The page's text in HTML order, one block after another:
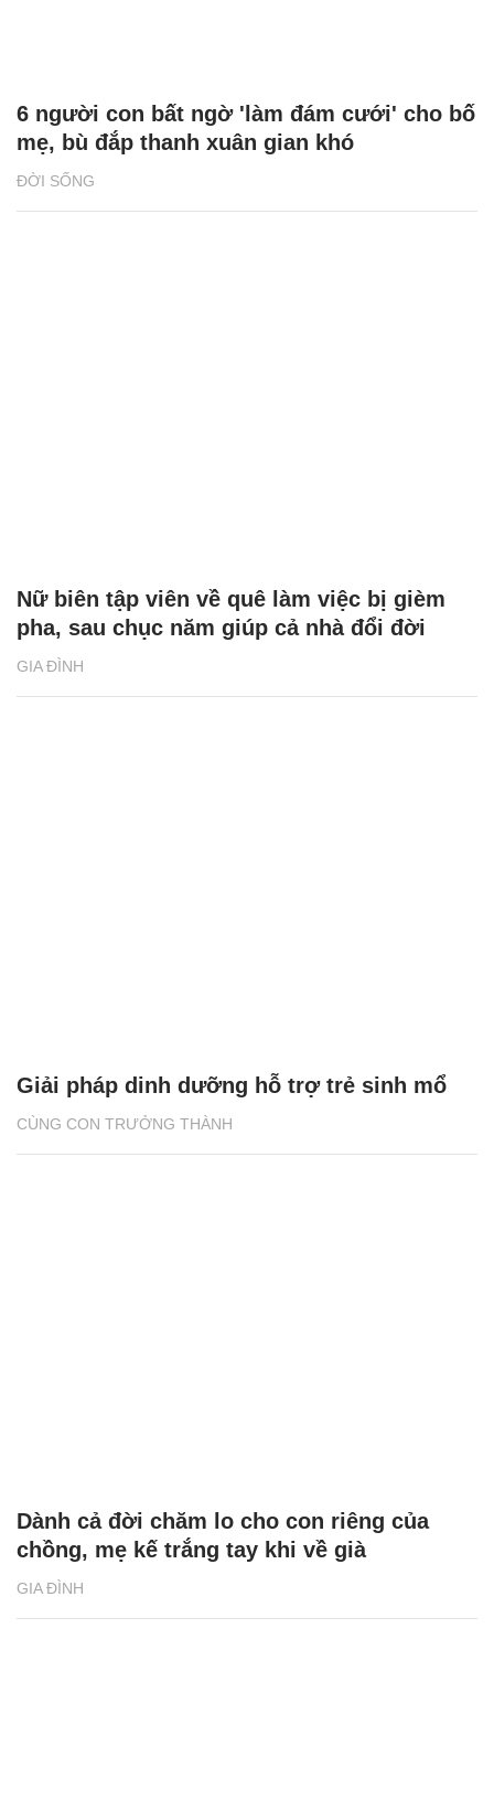
ĐỜI SỐNG
6 người con bất ngờ 'làm đám cưới' cho bố
mẹ, bù đắp thanh xuân gian khó
GIA ĐÌNH
Nữ biên tập viên về quê làm việc bị gièm
pha, sau chục năm giúp cả nhà đổi đời
CÙNG CON TRƯỞNG THÀNH
Giải pháp dinh dưỡng hỗ trợ trẻ sinh mổ
GIA ĐÌNH
Dành cả đời chăm lo cho con riêng của
chồng, mẹ kế trắng tay khi về già